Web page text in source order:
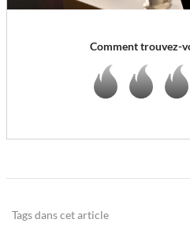
Comment trouvez-
Tags dans cet article